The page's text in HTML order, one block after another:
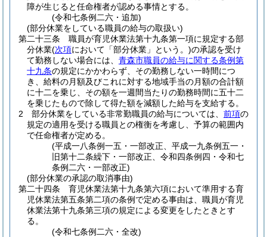
障が生じると任命権者が認める事情とする。
(令和七条例二六・追加)
(部分休業をしている職員の給与の取扱い)
第二十三条
職員が育児休業法第十九条第一項に規定する部
分休業(次項において「部分休業」という。)の承認を受け
て勤務しない場合には、 青森市職員の給与に関する条例第
十九条の規定にかかわらず、その勤務しない一時間につ
き、給料の月額及びこれに対する地域手当の月額の合計額
に十二を乗じ、その額を一週間当たりの勤務時間に五十二
を乗じたもので除して得た額を減額した給与を支給する。
2
部分休業をしている非常勤職員の給与については、 前項の
規定の適用を受ける職員との権衡を考慮し、予算の範囲内
で任命権者が定める。
(平成一八条例一五・一部改正、平成一九条例五一・
旧第十二条繰下・一部改正、令和四条例四・令和七
条例二六・一部改正)
(部分休業の承認の取消事由)
第二十四条
育児休業法第十九条第六項において準用する育
児休業法第五条第二項の条例で定める事由は、職員が育児
休業法第十九条第三項の規定による変更をしたときとす
る。
(令和七条例二六・全改)